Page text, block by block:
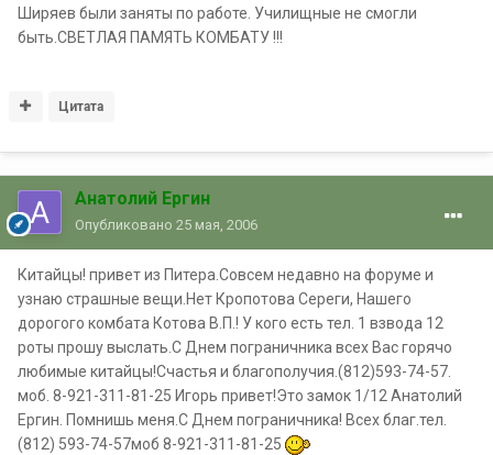
Ширяев были заняты по работе. Училищные не смогли
быть.СВЕТЛАЯ ПАМЯТЬ КОМБАТУ !!!
Цитата
Анатолий Ергин
Опубликовано 25 мая, 2006
Китайцы! привет из Питера.Совсем недавно на форуме и
узнаю страшные вещи.Нет Кропотова Сереги, Нашего
дорогого комбата Котова В.П.! У кого есть тел. 1 взвода 12
роты прошу выслать.С Днем пограничника всех Вас горячо
любимые китайцы!Счастья и благополучия.(812)593-74-57.
моб. 8-921-311-81-25 Игорь привет!Это замок 1/12 Анатолий
Ергин. Помнишь меня.С Днем пограничника! Всех благ.тел.
(812) 593-74-57моб 8-921-311-81-25